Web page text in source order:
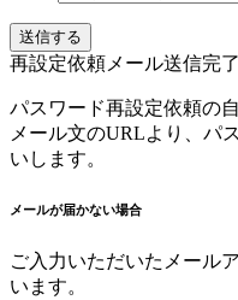
送信する
再設定依頼メール送信完了
パスワード再設定依頼の
メール文のURLより、パ
いします。
メールが届かない場合
ご入力いただいたメール
います。